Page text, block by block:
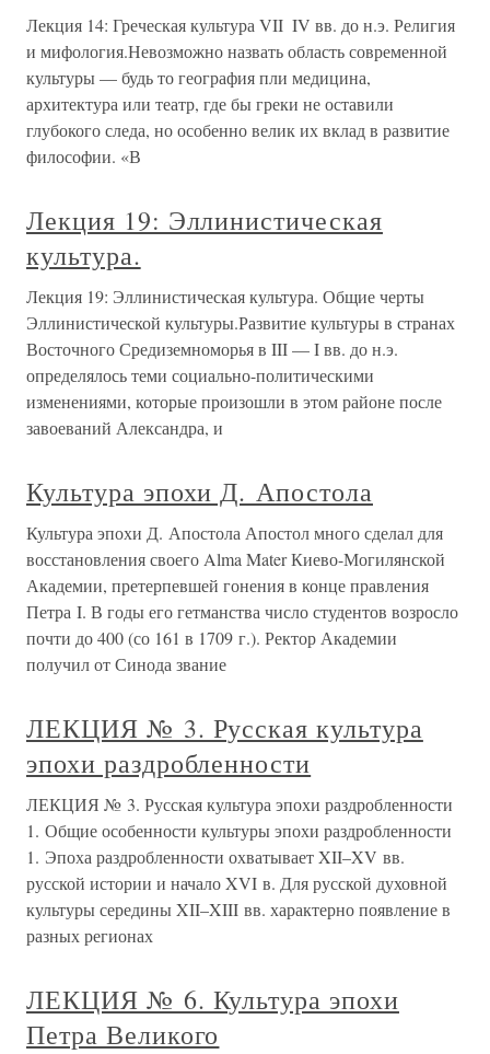
Лекция 14: Греческая культура VII ­ IV вв. до н.э. Религия
и мифология.Невозможно назвать область современной
культуры — будь то география пли медицина,
архитектура или театр, где бы греки не оставили
глубокого следа, но особенно велик их вклад в развитие
философии. «В
Лекция 19: Эллинистическая
культура.
Лекция 19: Эллинистическая культура. Общие черты
Эллинистической культуры.Развитие культуры в странах
Восточного Средиземноморья в III — I вв. до н.э.
определялось теми социально-политическими
изменениями, которые произошли в этом районе после
завоеваний Александра, и
Культура эпохи Д. Апостола
Культура эпохи Д. Апостола Апостол много сделал для
восстановления своего Alma Mater Киево-Могилянской
Академии, претерпевшей гонения в конце правления
Петра I. В годы его гетманства число студентов возросло
почти до 400 (со 161 в 1709 г.). Ректор Академии
получил от Синода звание
ЛЕКЦИЯ № 3. Русская культура
эпохи раздробленности
ЛЕКЦИЯ № 3. Русская культура эпохи раздробленности
1. Общие особенности культуры эпохи раздробленности
1. Эпоха раздробленности охватывает XII–XV вв.
русской истории и начало XVI в. Для русской духовной
культуры середины XII–XIII вв. характерно появление в
разных регионах
ЛЕКЦИЯ № 6. Культура эпохи
Петра Великого